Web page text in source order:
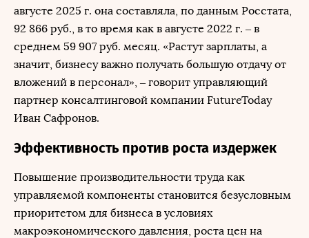
августе 2025 г. она составляла, по данным Росстата,
92 866 руб., в то время как в августе 2022 г. – в
среднем 59 907 руб. месяц. «Растут зарплаты, а
значит, бизнесу важно получать большую отдачу от
вложений в персонал», – говорит управляющий
партнер консалтинговой компании FutureToday
Иван Сафронов.
Эффективность против роста издержек
Повышение производительности труда как
управляемой компоненты становится безусловным
приоритетом для бизнеса в условиях
макроэкономического давления, роста цен на